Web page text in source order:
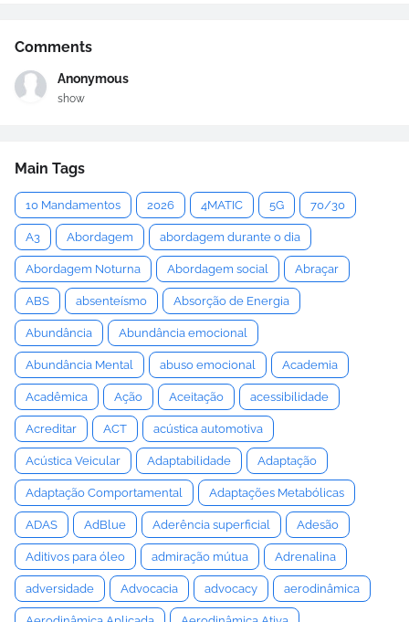
Comments
Anonymous
show
Main Tags
10 Mandamentos 2026 4MATIC 5G 70/30
A3 Abordagem abordagem durante o dia
Abordagem Noturna Abordagem social Abraçar
ABS absenteísmo Absorção de Energia
Abundância Abundância emocional
Abundância Mental abuso emocional Academia
Acadêmica Ação Aceitação acessibilidade
Acreditar ACT acústica automotiva
Acústica Veicular Adaptabilidade Adaptação
Adaptação Comportamental Adaptações Metabólicas
ADAS AdBlue Aderência superficial Adesão
Aditivos para óleo admiração mútua Adrenalina
adversidade Advocacia advocacy aerodinâmica